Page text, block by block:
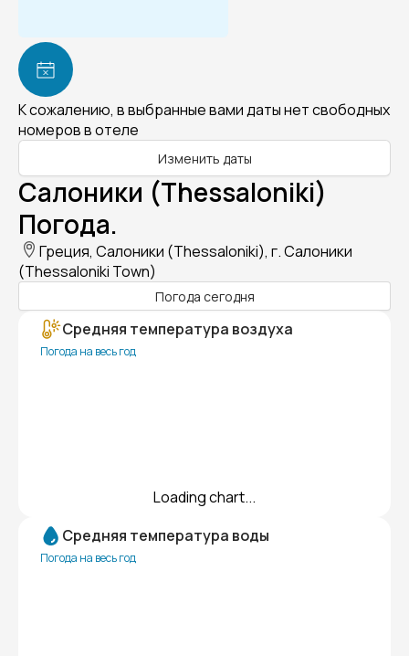
К сожалению, в выбранные вами даты нет свободных
номеров в отеле
Изменить даты
Салоники (Thessaloniki)
Погода.
Греция, Салоники (Thessaloniki), г. Салоники
(Thessaloniki Town)
Погода сегодня
Средняя температура воздуха
Погода на весь год
Loading chart...
Средняя температура воды
Погода на весь год